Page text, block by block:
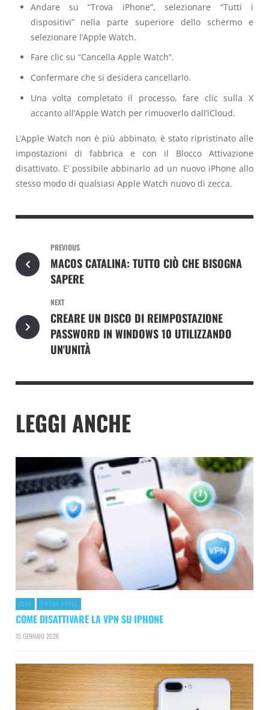
Andare su “Trova iPhone”, selezionare “Tutti i
dispositivi” nella parte superiore dello schermo e
selezionare l’Apple Watch.
Fare clic su “Cancella Apple Watch”.
Confermare che si desidera cancellarlo.
Una volta completato il processo, fare clic sulla X
accanto all’Apple Watch per rimuoverlo dall’iCloud.
L’Apple Watch non è più abbinato, è stato ripristinato alle
impostazioni di fabbrica e con il Blocco Attivazione
disattivato. E’ possibile abbinarlo ad un nuovo iPhone allo
stesso modo di qualsiasi Apple Watch nuovo di zecca.
PREVIOUS
MACOS CATALINA: TUTTO CIÒ CHE BISOGNA
SAPERE
NEXT
CREARE UN DISCO DI REIMPOSTAZIONE
PASSWORD IN WINDOWS 10 UTILIZZANDO
UN'UNITÀ
LEGGI ANCHE
GEEK IPHONE APPLE
COME DISATTIVARE LA VPN SU IPHONE
15 GENNAIO 2026